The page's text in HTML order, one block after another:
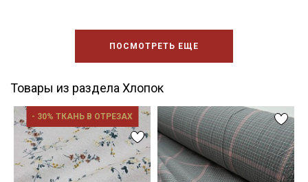
ПОСМОТРЕТЬ ЕЩЕ
Товары из раздела Хлопок
- 30% ТКАНЬ В ОТРЕЗАХ